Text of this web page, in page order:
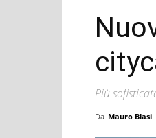
Più
Da Mauro Blasi